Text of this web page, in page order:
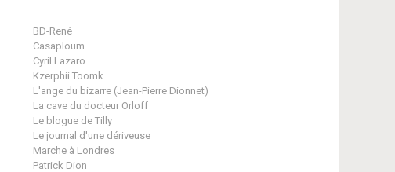
BD-René
Casaploum
Cyril Lazaro
Kzerphii Toomk
L'ange du bizarre (Jean-Pierre Dionnet)
La cave du docteur Orloff
Le blogue de Tilly
Le journal d'une dériveuse
Marche à Londres
Patrick Dion